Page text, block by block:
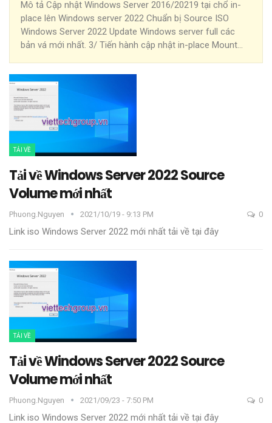
Mô tả Cập nhật Windows Server 2016/20219 tại chổ in-
place lên Windows server 2022 Chuẩn bị Source ISO
Windows Server 2022 Update Windows server full các
bản vá mới nhất. 3/ Tiến hành cập nhật in-place Mount…
TẢI VỀ
Tải về Windows Server 2022 Source
Volume mới nhất
Phuong.nguyen 2021/10/19 - 9:13 PM 0
Link iso Windows Server 2022 mới nhất tải về tại đây
TẢI VỀ
Tải về Windows Server 2022 Source
Volume mới nhất
Phuong.nguyen 2021/09/23 - 7:50 PM 0
Link iso Windows Server 2022 mới nhất tải về tại đây